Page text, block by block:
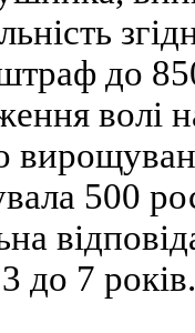
до
волі
500
до 7 років.